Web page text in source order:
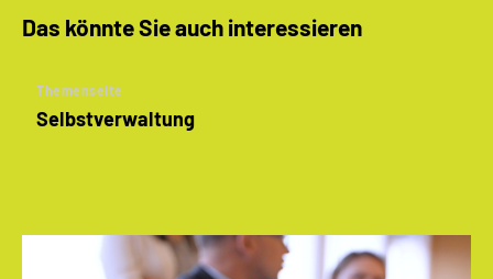
Das könnte Sie auch interessieren
Themenseite
Selbstverwaltung